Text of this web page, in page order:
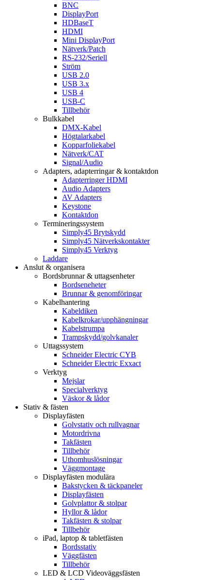
BNC
DisplayPort
HDBaseT
HDMI
Mini DisplayPort
Nätverk/Patch
RS-232/Seriell
Ström
USB 2.0
USB 3.x
USB 4
USB-C
Tillbehör
Bulkkabel
DMX-Kabel
Högtalarkabel
Kopparfoliekabel
Nätverk/CAT
Signal/Audio
Adapters, adapterringar & kontaktdon
Adapterringer HDMI
Audio Adapters
AV Adapters
Keystone
Kontaktdon
Termineringssystem
Simply45 Brytskydd
Simply45 Nätverkskontakter
Simply45 Verktyg
Laddare
Anslut & organisera
Bordsbrunnar & uttagsenheter
Bordseneheter
Brunnar & genomföringar
Kabelhantering
Kabeldiken
Kabelkrokar/upphängningar
Kabelstrumpa
Trampskydd/golvkanaler
Uttagssystem
Schneider Electric CYB
Schneider Electric Exxact
Verktyg
Mejslar
Specialverktyg
Väskor & lådor
Stativ & fästen
Displayfästen
Golvstativ och rullvagnar
Motordrivna
Takfästen
Tillbehör
Uthomhuslösningar
Väggmontage
Displayfästen modulära
Bakstycken & täckpaneler
Displayfästen
Golvplattor & stolpar
Hyllor & lådor
Takfästen & stolpar
Tillbehör
iPad, laptop & tabletfästen
Bordsstativ
Väggfästen
Tillbehör
LED & LCD Videoväggsfästen